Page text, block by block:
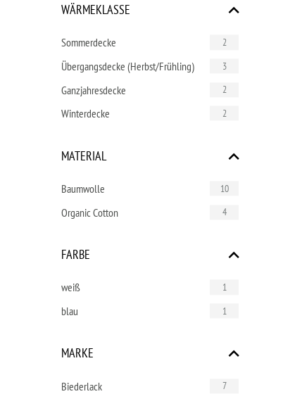
WÄRMEKLASSE
Sommerdecke 2
Übergangsdecke (Herbst/Frühling) 3
Ganzjahresdecke 2
Winterdecke 2
MATERIAL
Baumwolle 10
Organic Cotton 4
FARBE
weiß 1
blau 1
MARKE
Biederlack 7